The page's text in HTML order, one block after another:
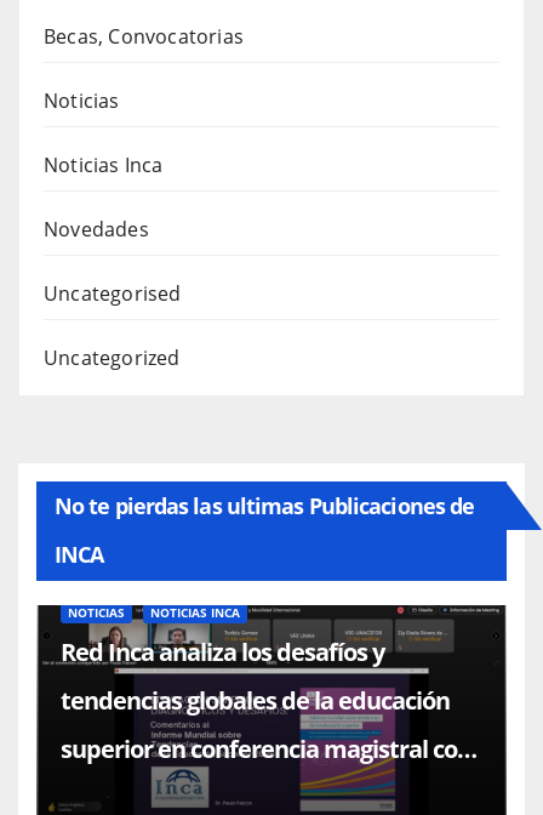
Becas, Convocatorias
Noticias
Noticias Inca
Novedades
Uncategorised
Uncategorized
No te pierdas las ultimas Publicaciones de
INCA
NOTICIAS NOTICIAS INCA
Red Inca analiza los desafíos y
tendencias globales de la educación
superior en conferencia magistral con
el Dr. Paulo Falcón